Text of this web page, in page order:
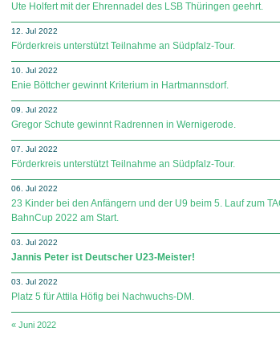
Ute Holfert mit der Ehrennadel des LSB Thüringen geehrt.
12. Jul 2022
Förderkreis unterstützt Teilnahme an Südpfalz-Tour.
10. Jul 2022
Enie Böttcher gewinnt Kriterium in Hartmannsdorf.
09. Jul 2022
Gregor Schute gewinnt Radrennen in Wernigerode.
07. Jul 2022
Förderkreis unterstützt Teilnahme an Südpfalz-Tour.
06. Jul 2022
23 Kinder bei den Anfängern und der U9 beim 5. Lauf zum
BahnCup 2022 am Start.
03. Jul 2022
Jannis Peter ist Deutscher U23-Meister!
03. Jul 2022
Platz 5 für Attila Höfig bei Nachwuchs-DM.
« Juni 2022